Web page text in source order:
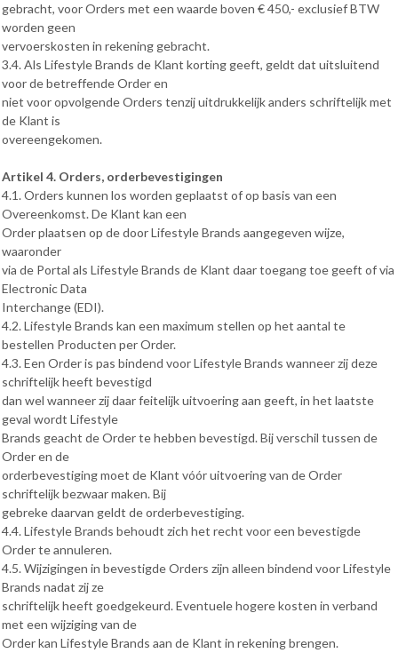
gebracht, voor Orders met een waarde boven € 450,- exclusief BTW
worden geen
vervoerskosten in rekening gebracht.
3.4. Als Lifestyle Brands de Klant korting geeft, geldt dat uitsluitend
voor de betreffende Order en
niet voor opvolgende Orders tenzij uitdrukkelijk anders schriftelijk met
de Klant is
overeengekomen.
Artikel 4. Orders, orderbevestigingen
4.1. Orders kunnen los worden geplaatst of op basis van een
Overeenkomst. De Klant kan een
Order plaatsen op de door Lifestyle Brands aangegeven wijze,
waaronder
via de Portal als Lifestyle Brands de Klant daar toegang toe geeft of via
Electronic Data
Interchange (EDI).
4.2. Lifestyle Brands kan een maximum stellen op het aantal te
bestellen Producten per Order.
4.3. Een Order is pas bindend voor Lifestyle Brands wanneer zij deze
schriftelijk heeft bevestigd
dan wel wanneer zij daar feitelijk uitvoering aan geeft, in het laatste
geval wordt Lifestyle
Brands geacht de Order te hebben bevestigd. Bij verschil tussen de
Order en de
orderbevestiging moet de Klant vóór uitvoering van de Order
schriftelijk bezwaar maken. Bij
gebreke daarvan geldt de orderbevestiging.
4.4. Lifestyle Brands behoudt zich het recht voor een bevestigde
Order te annuleren.
4.5. Wijzigingen in bevestigde Orders zijn alleen bindend voor Lifestyle
Brands nadat zij ze
schriftelijk heeft goedgekeurd. Eventuele hogere kosten in verband
met een wijziging van de
Order kan Lifestyle Brands aan de Klant in rekening brengen.